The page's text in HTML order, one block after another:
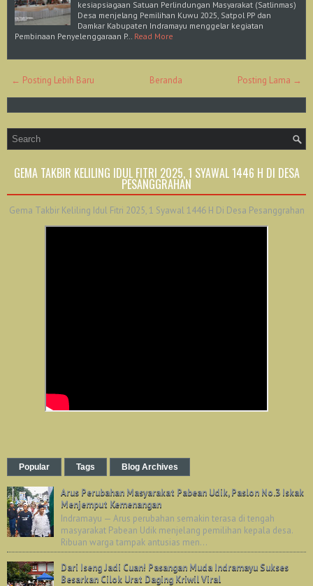
kesiapsiagaan Satuan Perlindungan Masyarakat (Satlinmas)
Desa menjelang Pemilihan Kuwu 2025, Satpol PP dan
Damkar Kabupaten Indramayu menggelar kegiatan
Pembinaan Penyelenggaraan P… Read More
← Posting Lebih Baru Posting Lama →
Beranda
GEMA TAKBIR KELILING IDUL FITRI 2025, 1 SYAWAL 1446 H DI DESA
PESANGGRAHAN
Gema Takbir Keliling Idul Fitri 2025, 1 Syawal 1446 H Di Desa Pesanggrahan
Popular Tags Blog Archives
Arus Perubahan Masyarakat Pabean Udik, Paslon No.3 Iskak
Menjemput Kemenangan
Indramayu — Arus perubahan semakin terasa di tengah
masyarakat Pabean Udik menjelang pemilihan kepala desa.
Ribuan warga tampak antusias men...
Dari Iseng Jadi Cuan! Pasangan Muda Indramayu Sukses
Besarkan Cilok Urat Daging Kriwil Viral